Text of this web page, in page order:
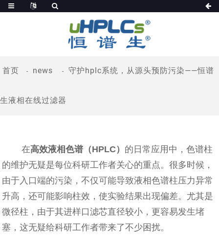
首页 news 守护hplc系统，从源头预防污染——恒谱
生液相在线过滤器
在高效液相色谱（HPLC） 的日常应用中，色谱柱
的维护无疑是每位科研工作者关心的重点。很多时候，
由于入口端的污染，不仅可能导致液相色谱柱压力异常
升高，还可能影响柱效，使实验结果出现偏差。尤其是
微径柱，由于其进样口滤芯直径较小，更容易发生堵
塞，这无疑给科研工作者带来了不少困扰。